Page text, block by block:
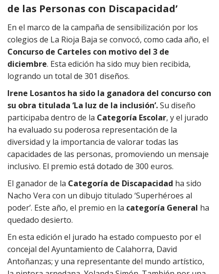
de las Personas con Discapacidad’
En el marco de la campaña de sensibilización por los
colegios de La Rioja Baja se convocó, como cada año, el
Concurso de Carteles con motivo del 3 de
diciembre. Esta edición ha sido muy bien recibida,
logrando un total de 301 diseños.
Irene Losantos ha sido la ganadora del concurso con
su obra titulada ‘La luz de la inclusión’.Su diseño
participaba dentro de la Categoría Escolar, y el jurado
ha evaluado su poderosa representación de la
diversidad y la importancia de valorar todas las
capacidades de las personas, promoviendo un mensaje
inclusivo. El premio está dotado de 300 euros.
El ganador de la Categoría de Discapacidad ha sido
Nacho Vera con un dibujo titulado ‘Superhéroes al
poder’. Este año, el premio en la categoría General ha
quedado desierto.
En esta edición el jurado ha estado compuesto por el
concejal del Ayuntamiento de Calahorra, David
Antoñanzas; y una representante del mundo artístico,